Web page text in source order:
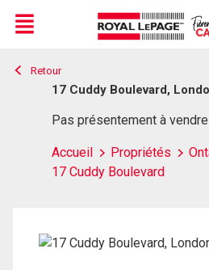
Live
En Direct
Menu
Retour
17 Cuddy Boulevard,
Pas présentement à
Accueil Propriétés
17 Cuddy Boulevard